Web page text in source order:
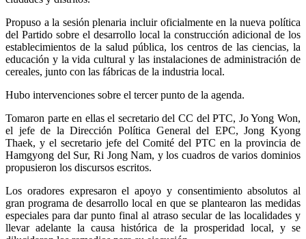
Propuso a la sesión plenaria incluir oficialmente en la nueva política
del Partido sobre el desarrollo local la construcción adicional de los
establecimientos de la salud pública, los centros de las ciencias, la
educación y la vida cultural y las instalaciones de administración de
cereales, junto con las fábricas de la industria local.
Hubo intervenciones sobre el tercer punto de la agenda.
Tomaron parte en ellas el secretario del CC del PTC, Jo Yong Won,
el jefe de la Dirección Política General del EPC, Jong Kyong
Thaek, y el secretario jefe del Comité del PTC en la provincia de
Hamgyong del Sur, Ri Jong Nam, y los cuadros de varios dominios
propusieron los discursos escritos.
Los oradores expresaron el apoyo y consentimiento absolutos al
gran programa de desarrollo local en que se plantearon las medidas
especiales para dar punto final al atraso secular de las localidades y
llevar adelante la causa histórica de la prosperidad local, y se